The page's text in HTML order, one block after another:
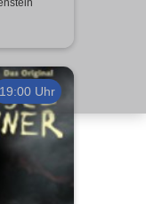
19:00 Uhr